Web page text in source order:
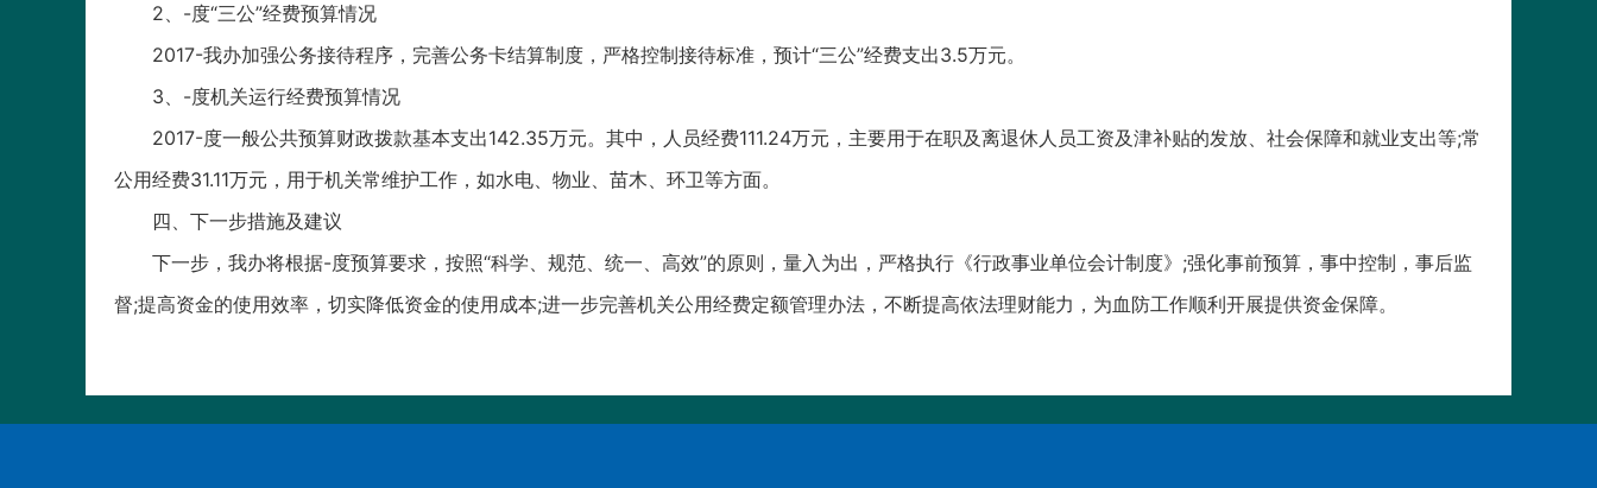
2、-度“三公”经费预算情况
2017-我办加强公务接待程序，完善公务卡结算制度，严格控制接待标准，预计“三公”经费支出3.5万元。
3、-度机关运行经费预算情况
2017-度一般公共预算财政拨款基本支出142.35万元。其中，人员经费111.24万元，主要用于在职及离退休人员工资及津补贴的发放、社会保障和就业支出等;常
公用经费31.11万元，用于机关常维护工作，如水电、物业、苗木、环卫等方面。
四、下一步措施及建议
下一步，我办将根据-度预算要求，按照“科学、规范、统一、高效”的原则，量入为出，严格执行《行政事业单位会计制度》;强化事前预算，事中控制，事后监
督;提高资金的使用效率，切实降低资金的使用成本;进一步完善机关公用经费定额管理办法，不断提高依法理财能力，为血防工作顺利开展提供资金保障。